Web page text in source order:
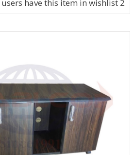
2 users
have this item in wishlist